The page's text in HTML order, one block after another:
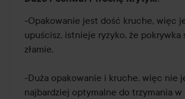
4
z
5
-Opakowanie jest dość kruche, więc
upuścisz, istnieje ryzyko, że pokrywka
złamie.
-Duża opakowanie i kruche, więc nie
najbardziej optymalne do trzymania w